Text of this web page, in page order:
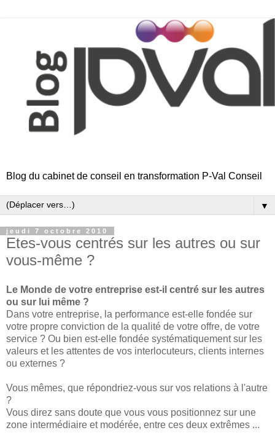
Blog du cabinet de conseil en transformation P-Val Conseil
▼
jeudi 7 octobre 2010
Etes-vous centrés sur les autres ou sur
vous-même ?
Le Monde de votre entreprise est-il centré sur les autres
ou sur lui même ?
Dans votre entreprise, la performance est-elle fondée sur
votre propre conviction de la qualité de votre offre, de votre
service ? Ou bien est-elle fondée systématiquement sur les
valeurs et les attentes de vos interlocuteurs, clients internes
ou externes ?
Vous mêmes, que répondriez-vous sur vos relations à l'autre
?
Vous direz sans doute que vous vous positionnez sur une
zone intermédiaire et modérée, entre ces deux extrêmes ...